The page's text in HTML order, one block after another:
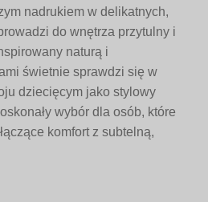
nadrukiem w delikatnych,
do wnętrza przytulny i
naturą i
świetnie sprawdzi się w
dziecięcym jako stylowy
wybór dla osób, które
komfort z subtelną,